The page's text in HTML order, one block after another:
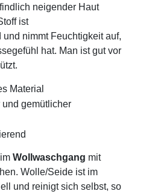
neigender Haut
ist
nimmt Feuchtigkeit auf,
hat. Man ist gut vor
Material
gemütlicher
Wollwaschgang mit
Wolle/Seide ist im
und reinigt sich selbst, so